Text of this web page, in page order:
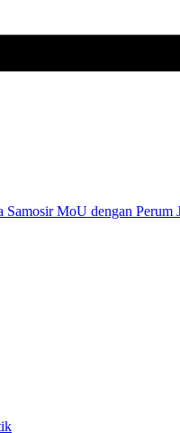
Samosir MoU dengan Perum